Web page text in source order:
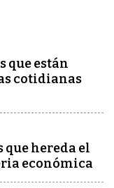
que están
cotidianas
que hereda el
económica